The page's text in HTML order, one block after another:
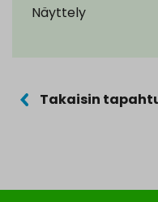
Näyttely
Takaisin